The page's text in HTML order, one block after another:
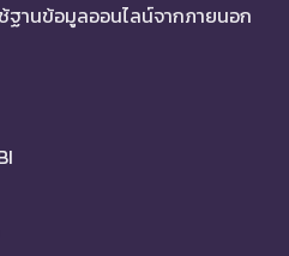
ฐานข้อมูลออนไลน์จากภายนอก